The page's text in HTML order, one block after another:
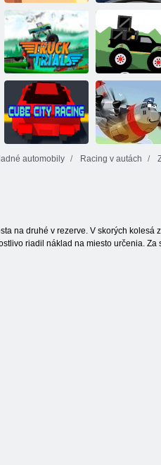
Nekonečné truck
Zúrivý street
racing
Skúšky
nákladných
vozidiel
Monster
Les Delivery
automobily Racing v autách
na druhé v rezerve. V skorých
riadil náklad na miesto určenia.